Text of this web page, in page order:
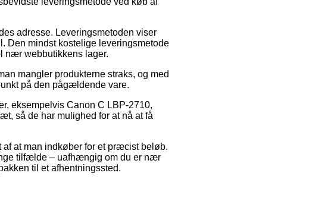
adresse. Leveringsmetoden viser
Den mindst kostelige leveringsmetode
nær webbutikkens lager.
mangler produkterne straks, og med
på den pågældende vare.
eksempelvis Canon C LBP-2710,
så de har mulighed for at nå at få
af at man indkøber for et præcist beløb.
tilfælde – uafhængig om du er nær
til et afhentningssted.